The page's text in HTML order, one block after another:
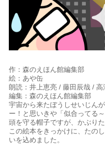
作：森のえほん館編集部
絵：あや缶
朗読：井上恵亮 / 藤田辰哉 / 高
編集：森のえほん館編集部
宇宙から来たぼうしせいじん
ー！と思いきや「似合ってる
頭を守る帽子ですが、かぶり
この絵本をきっかけに、たの
いを込めました。